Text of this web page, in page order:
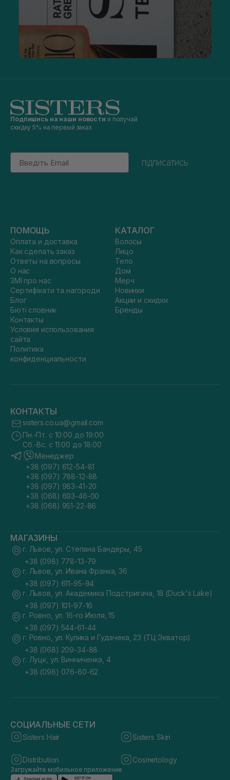
Подпишись на наши новости и получай
скидку 5% на первый заказ
Email
підписатись
ПОМОЩЬ
Оплата и доставка
Как сделать заказ
Ответы на вопросы
О нас
ЗМІ про нас
Сертифікати та нагороди
Блог
Бюті словник
Контакты
Условия использования
сайта
Политика
конфиденциальности
КАТАЛОГ
Волосы
Лицо
Тело
Дом
Мерч
Новинки
Акции и скидки
Бренды
КОНТАКТЫ
sisters.co.ua@gmail.com
Пн.-Пт. с 10:00 до 19:00
Сб.-Вс. с 11:00 до 18:00
Менеджер
+38 (097) 612-54-81
+38 (097) 788-12-88
+38 (097) 983-41-20
+38 (068) 693-46-00
+38 (068) 951-22-86
МАГАЗИНЫ
г. Львов, ул. Степана Бандеры, 45
+38 (098) 778-13-79
г. Львов, ул. Ивана Франка, 36
+38 (097) 611-95-94
г. Львов, ул. Академика Подстригача, 1В (Duck's Lake)
+38 (097) 101-97-16
г. Ровно, ул. 16-го Июля, 15
+38 (097) 544-61-44
г. Ровно, ул. Кулика и Гудачека, 23 (ТЦ Экватор)
+38 (068) 209-34-88
г. Луцк, ул. Винниченка, 4
+38 (098) 076-60-62
СОЦИАЛЬНЫЕ СЕТИ
Sisters Hair Sisters Skin
Distribution Cosmetology
Загружайте мобильное приложение